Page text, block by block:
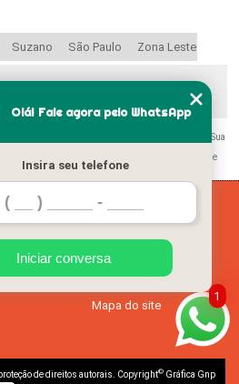
Suzano São Paulo Zona Leste
Calendário Tatuapé
" é de direito reservado. Sua
nossos links, é proibida sem a autorização do
– artigo 184 do Código Penal –
Lei 9610/98 - Lei de
Santana
2445
Empresa
Missão
Mapa do site
de direitos autorais. Copyright© Gráfica Gnp
1
Olá! Fale agora pelo WhatsApp
Insira seu telefone
Iniciar conversa